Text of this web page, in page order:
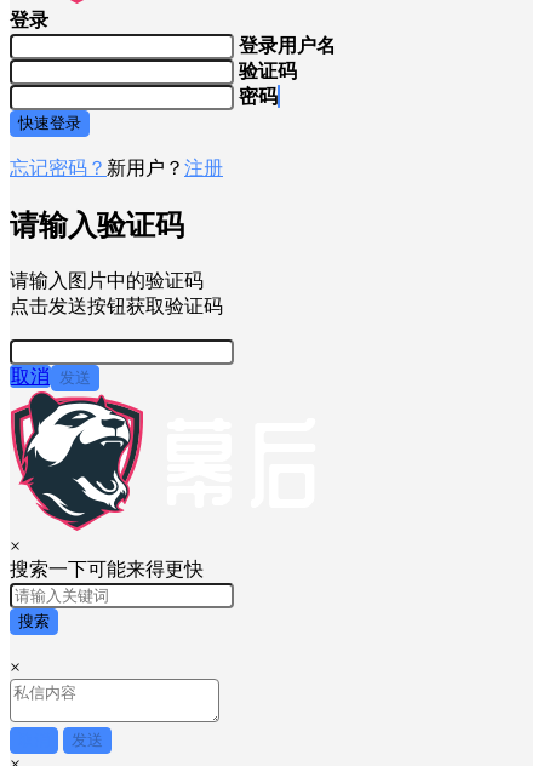
登录
登录用户名
验证码
密码
快速登录
忘记密码？ 新用户？ 注册
请输入验证码
请输入图片中的验证码
点击发送按钮获取验证码
取消 发送
×
搜索一下可能来得更快
搜索
×
发送